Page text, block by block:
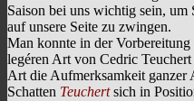
Saison bei uns wichtig sein, um
auf unsere Seite zu zwingen.
Man konnte in der
legéren Art von Cedric
Art die Aufmerksamkeit ganzer
Schatten Teuchert sich in